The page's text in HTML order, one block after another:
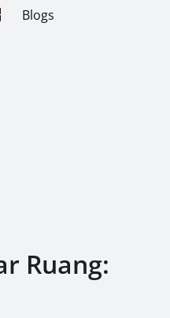
Blogs
Ruang: